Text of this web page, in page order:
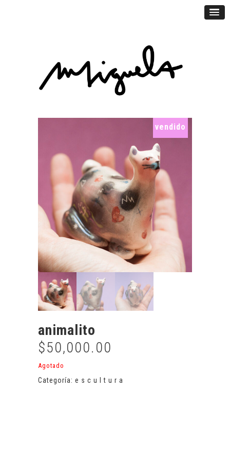
vendido
animalito
$50,000.00
Agotado
Categoría: e s c u l t u r a